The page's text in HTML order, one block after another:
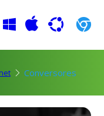
Conversores